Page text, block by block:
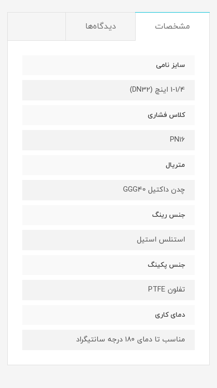
مشخصات دیدگاه‌ها
سایز نامی
1-1/4 اینچ (DN32)
کلاس فشاری
PN16
متریال
چدن داکتیل GGG40
جنس رینگ
استنلس استیل
جنس پکینگ
تفلون PTFE
دمای کاری
مناسب تا دمای ۱8۰ درجه سانتیگراد